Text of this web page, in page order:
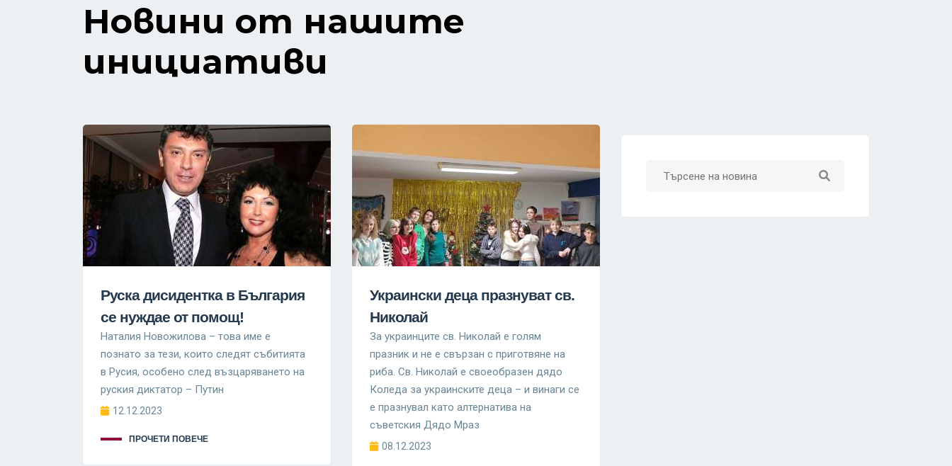
Новини от нашите
инициативи
Руска дисидентка в България
се нуждае от помощ!
Наталия Новожилова – това име е
познато за тези, които следят събитията
в Русия, особено след възцаряването на
руския диктатор – Путин
12.12.2023
ПРОЧЕТИ ПОВЕЧЕ
Украински деца празнуват св.
Николай
За украинците св. Николай е голям
празник и не е свързан с приготвяне на
риба. Св. Николай е своеобразен дядо
Коледа за украинските деца – и винаги се
е празнувал като алтернатива на
съветския Дядо Мраз
08.12.2023